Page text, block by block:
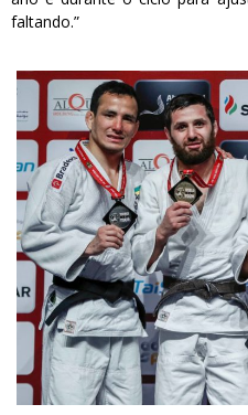
faltando.”